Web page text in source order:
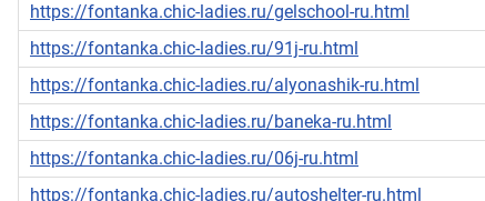
https://fontanka.chic-ladies.ru/gelschool-ru.html
https://fontanka.chic-ladies.ru/91j-ru.html
https://fontanka.chic-ladies.ru/alyonashik-ru.html
https://fontanka.chic-ladies.ru/baneka-ru.html
https://fontanka.chic-ladies.ru/06j-ru.html
https://fontanka.chic-ladies.ru/autoshelter-ru.html